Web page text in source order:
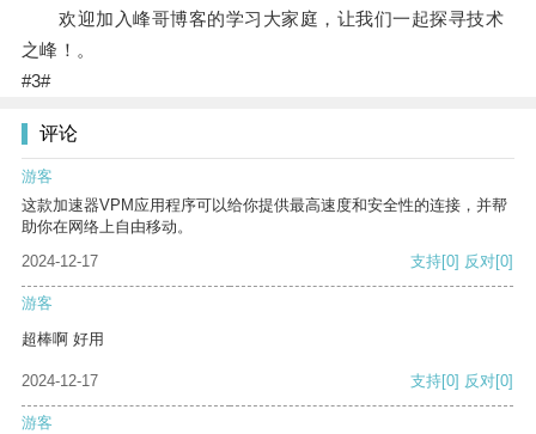
欢迎加入峰哥博客的学习大家庭，让我们一起探寻技术
之峰！。
#3#
评论
游客
这款加速器VPM应用程序可以给你提供最高速度和安全性的连接，并帮
助你在网络上自由移动。
2024-12-17
支持[0] 反对[0]
游客
超棒啊 好用
2024-12-17 支持[0] 反对[0]
游客